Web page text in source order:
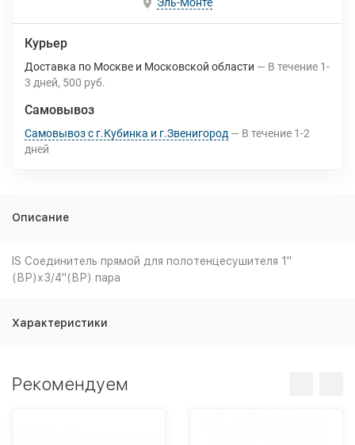
Эль-Монте
Курьер
Доставка по Москве и Московской области В течение 1-
3 дней 500 руб.
Самовывоз
Самовывоз с г.Кубинка и г.Звенигород В течение 1-2
дней
Описание
IS Соединитель прямой для полотенцесушителя 1"
(ВР)х3/4"(ВР) пара
Характеристики
Рекомендуем